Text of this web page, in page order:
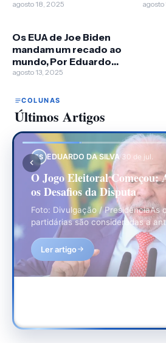
nos EUA
agosto 18, 2025 agosto
Os EUA de Joe Biden
mandam um recado ao
mundo, Por Eduardo
Silva
agosto 13, 2025
COLUNAS
Últimos Artigos
ES EDUARDO DA SILVA·30 de jul.
O Jogo Eleitoral Começou:
os Desafios da Disputa
Foto: Divulgação / PresidênciaAs
partidárias são consideradas a
eleitoral, ou seja, a partir…
Ler artigo